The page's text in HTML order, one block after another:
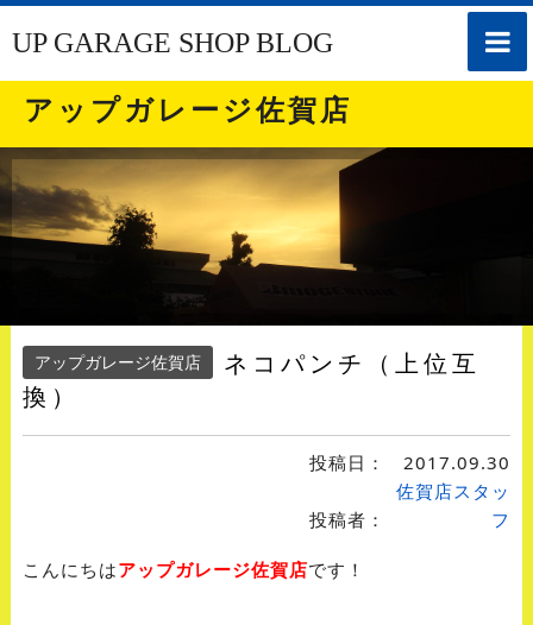
toggle
UP GARAGE SHOP BLOG
アップガレージ佐賀店
アップガレージ佐賀店
ネコパンチ（上位互
換）
投稿日： 2017.09.30
投稿者：
佐賀店スタッ
フ
こんにちはアップガレージ佐賀店です！